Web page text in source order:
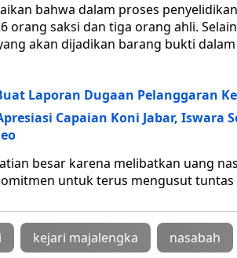
bahwa dalam proses
orang saksi dan tiga orang ahli.
akan dijadikan barang bukti
Laporan Dugaan Pelanggaran
Capaian Koni Jabar, Iswara
besar karena melibatkan uang
untuk terus mengusut tuntas
kejari majalengka nasabah